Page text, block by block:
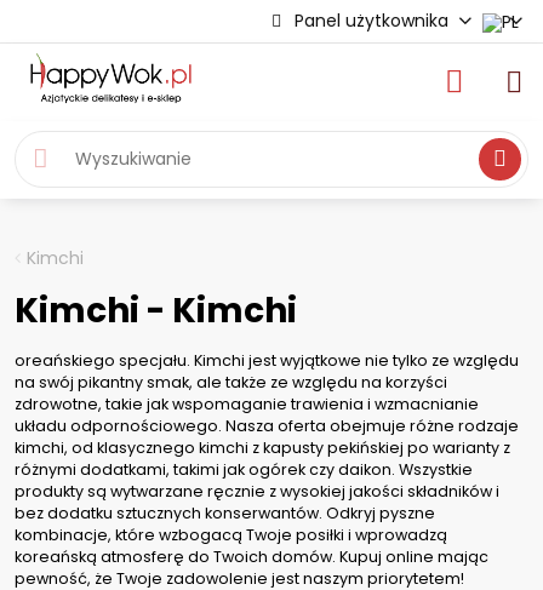
Panel użytkownika
Kimchi
Kimchi - Kimchi
oreańskiego specjału. Kimchi jest wyjątkowe nie tylko ze względu
na swój pikantny smak, ale także ze względu na korzyści
zdrowotne, takie jak wspomaganie trawienia i wzmacnianie
układu odpornościowego. Nasza oferta obejmuje różne rodzaje
kimchi, od klasycznego kimchi z kapusty pekińskiej po warianty z
różnymi dodatkami, takimi jak ogórek czy daikon. Wszystkie
produkty są wytwarzane ręcznie z wysokiej jakości składników i
bez dodatku sztucznych konserwantów. Odkryj pyszne
kombinacje, które wzbogacą Twoje posiłki i wprowadzą
koreańską atmosferę do Twoich domów. Kupuj online mając
pewność, że Twoje zadowolenie jest naszym priorytetem!